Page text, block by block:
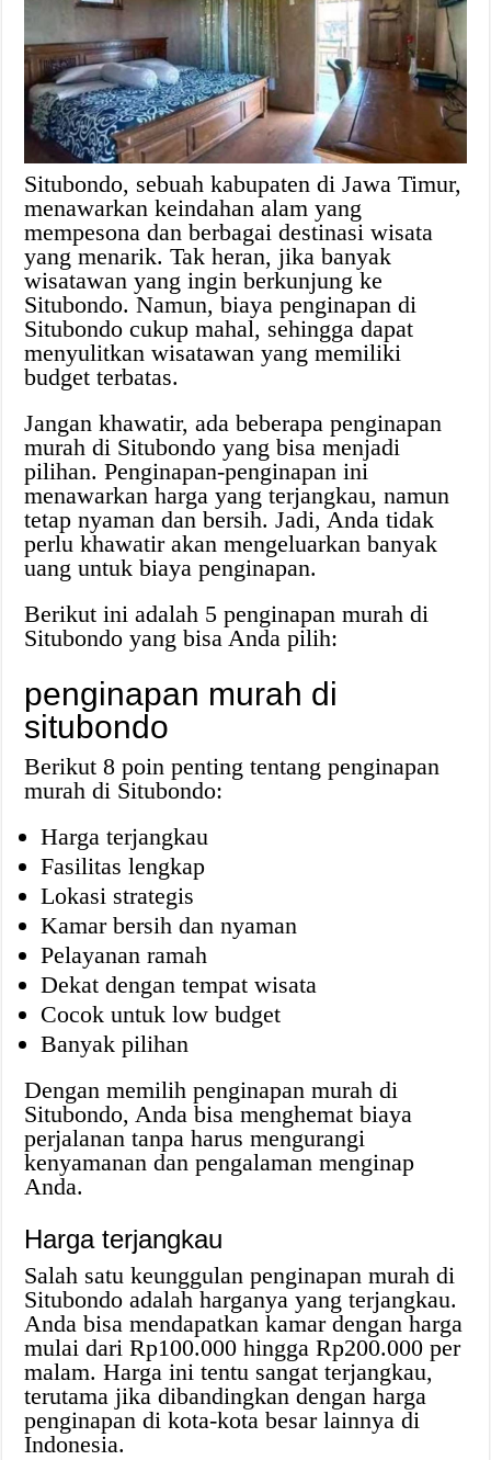
Situbondo, sebuah kabupaten di Jawa Timur,
menawarkan keindahan alam yang
mempesona dan berbagai destinasi wisata
yang menarik. Tak heran, jika banyak
wisatawan yang ingin berkunjung ke
Situbondo. Namun, biaya penginapan di
Situbondo cukup mahal, sehingga dapat
menyulitkan wisatawan yang memiliki
budget terbatas.
Jangan khawatir, ada beberapa penginapan
murah di Situbondo yang bisa menjadi
pilihan. Penginapan-penginapan ini
menawarkan harga yang terjangkau, namun
tetap nyaman dan bersih. Jadi, Anda tidak
perlu khawatir akan mengeluarkan banyak
uang untuk biaya penginapan.
Berikut ini adalah 5 penginapan murah di
Situbondo yang bisa Anda pilih:
penginapan murah di
situbondo
Berikut 8 poin penting tentang penginapan
murah di Situbondo:
Harga terjangkau
Fasilitas lengkap
Lokasi strategis
Kamar bersih dan nyaman
Pelayanan ramah
Dekat dengan tempat wisata
Cocok untuk low budget
Banyak pilihan
Dengan memilih penginapan murah di
Situbondo, Anda bisa menghemat biaya
perjalanan tanpa harus mengurangi
kenyamanan dan pengalaman menginap
Anda.
Harga terjangkau
Salah satu keunggulan penginapan murah di
Situbondo adalah harganya yang terjangkau.
Anda bisa mendapatkan kamar dengan harga
mulai dari Rp100.000 hingga Rp200.000 per
malam. Harga ini tentu sangat terjangkau,
terutama jika dibandingkan dengan harga
penginapan di kota-kota besar lainnya di
Indonesia.